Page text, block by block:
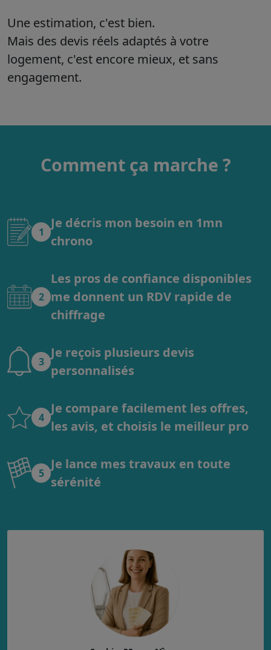
Une estimation, c'est bien.
Mais des devis réels adaptés à votre
logement, c'est encore mieux, et sans
engagement.
Comment ça marche ?
1
Je décris mon besoin en 1mn
chrono
2
Les pros de confiance disponibles
me donnent un RDV rapide de
chiffrage
3
Je reçois plusieurs devis
personnalisés
4
Je compare facilement les offres,
les avis, et choisis le meilleur pro
5
Je lance mes travaux en toute
sérénité